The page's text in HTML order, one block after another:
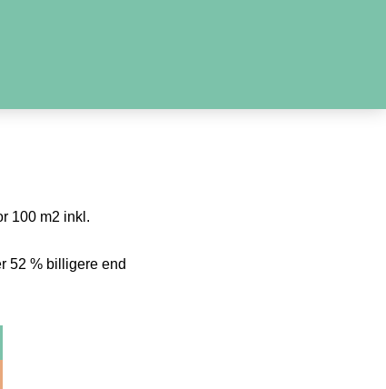
100 m2 inkl.
52 % billigere end